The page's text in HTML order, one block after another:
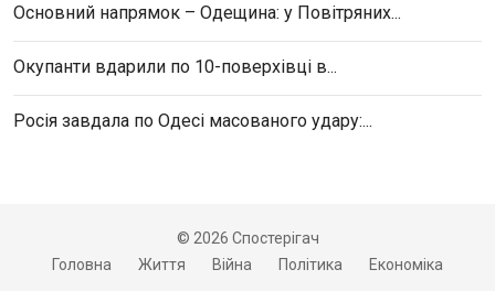
Основний напрямок – Одещина: у Повітряних...
Окупанти вдарили по 10-поверхівці в...
Росія завдала по Одесі масованого удару:...
© 2026 Спостерігач
Головна
Життя Війна Політика Економіка